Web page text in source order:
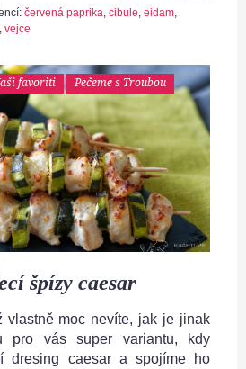
červená paprika, cibule, eidam,
, vejce
favoriti Pečeme s Troubou
špízy caesar
vlastně moc nevíte, jak je jinak
pro vás super variantu, kdy
dresing caesar a spojíme ho